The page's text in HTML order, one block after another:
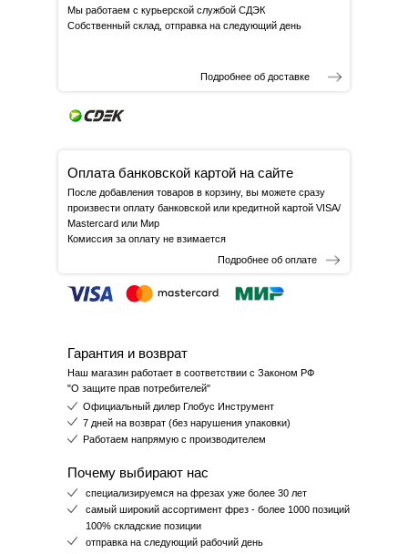
Мы работаем с курьерской службой СДЭК
Собственный склад, отправка на следующий день
Подробнее об доставке
Оплата банковской картой на сайте
После добавления товаров в корзину, вы можете сразу
произвести оплату банковской или кредитной картой VISA/
Mastercard или Мир
Комиссия за оплату не взимается
Подробнее об оплате
Гарантия и возврат
Наш магазин работает в соответствии с Законом РФ
"О защите прав потребителей"
Почему выбирают нас
специализируемся на фрезах уже более 30 лет
самый широкий ассортимент фрез - более 1000 позиций
100% складские позиции
отправка на следующий рабочий день
Официальный дилер Глобус Инструмент
7 дней на возврат (без нарушения упаковки)
Работаем напрямую с производителем